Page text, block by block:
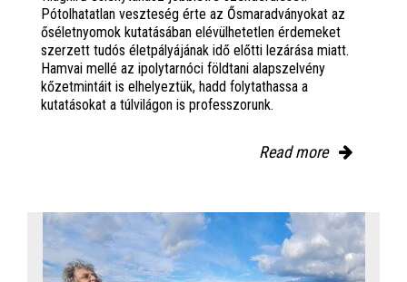
Pótolhatatlan veszteség érte az Ősmaradványokat az
őséletnyomok kutatásában elévülhetetlen érdemeket
szerzett tudós életpályájának idő előtti lezárása miatt.
Hamvai mellé az ipolytarnóci földtani alapszelvény
kőzetmintáit is elhelyeztük, hadd folytathassa a
kutatásokat a túlvilágon is professzorunk.
Read more